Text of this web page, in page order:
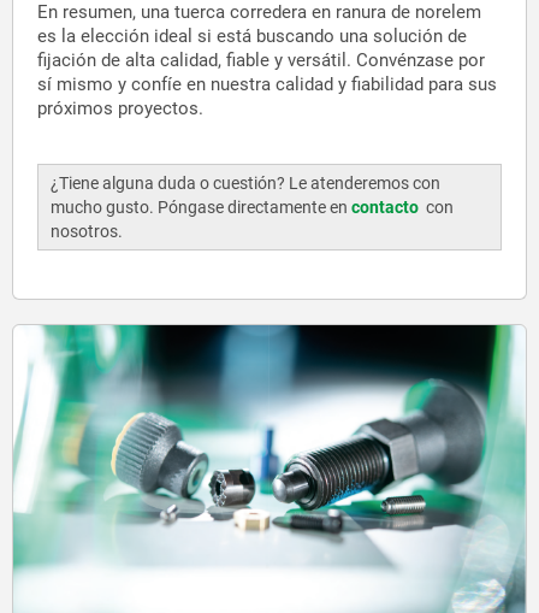
En resumen, una tuerca corredera en ranura de norelem
es la elección ideal si está buscando una solución de
fijación de alta calidad, fiable y versátil. Convénzase por
sí mismo y confíe en nuestra calidad y fiabilidad para sus
próximos proyectos.
¿Tiene alguna duda o cuestión? Le atenderemos con
mucho gusto. Póngase directamente en contacto con
nosotros.